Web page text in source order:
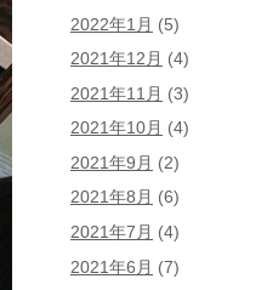
2022年1月 (5)
2021年12月 (4)
2021年11月 (3)
2021年10月 (4)
2021年9月 (2)
2021年8月 (6)
2021年7月 (4)
2021年6月 (7)